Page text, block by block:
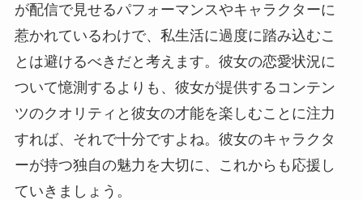
が配信で見せるパフォーマンスやキャラクターに
惹かれているわけで、私生活に過度に踏み込むこ
とは避けるべきだと考えます。彼女の恋愛状況に
ついて憶測するよりも、彼女が提供するコンテン
ツのクオリティと彼女の才能を楽しむことに注力
すれば、それで十分ですよね。彼女のキャラクタ
ーが持つ独自の魅力を大切に、これからも応援し
ていきましょう。